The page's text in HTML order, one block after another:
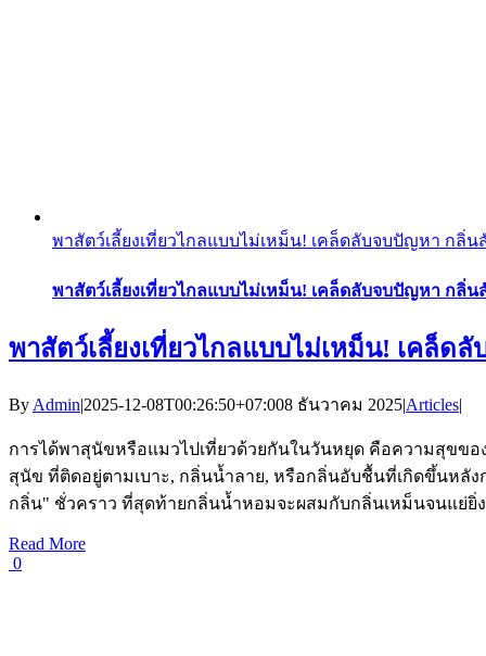
พาสัตว์เลี้ยงเที่ยวไกลแบบไม่เหม็น! เคล็ดลับจบปัญหา กลิ่นสั
พาสัตว์เลี้ยงเที่ยวไกลแบบไม่เหม็น! เคล็ดลับจบปัญหา กลิ่นสั
พาสัตว์เลี้ยงเที่ยวไกลแบบไม่เหม็น! เคล็ด
By Admin|2025-12-08T00:26:50+07:008 ธันวาคม 2025|Articles|
การได้พาสุนัขหรือแมวไปเที่ยวด้วยกันในวันหยุด คือความสุขข
สุนัข ที่ติดอยู่ตามเบาะ, กลิ่นน้ำลาย, หรือกลิ่นอับชื้นที่เกิดขึ้นหลัง
กลิ่น" ชั่วคราว ที่สุดท้ายกลิ่นน้ำหอมจะผสมกับกลิ่นเหม็นจนแย่ยิ่ง
Read More
0